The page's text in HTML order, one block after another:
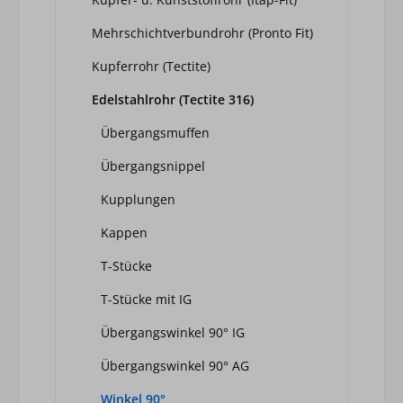
Mehrschichtverbundrohr (Pronto Fit)
Kupferrohr (Tectite)
Edelstahlrohr (Tectite 316)
Übergangsmuffen
Übergangsnippel
Kupplungen
Kappen
T-Stücke
T-Stücke mit IG
Übergangswinkel 90° IG
Übergangswinkel 90° AG
Winkel 90°